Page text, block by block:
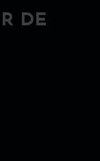
DE